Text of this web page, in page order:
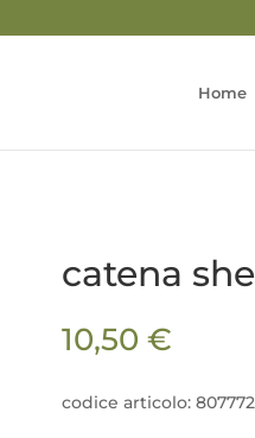
Home
catena
10,50 €
codice articolo: 807772